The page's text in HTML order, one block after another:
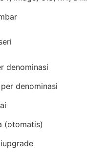
denominasi
denominasi
(otomatis)